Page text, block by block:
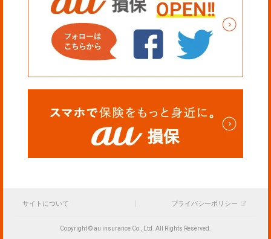
サイトについて プライバシーポリシー
Copyright © au insurance Co., Ltd. All Rights Reserved.